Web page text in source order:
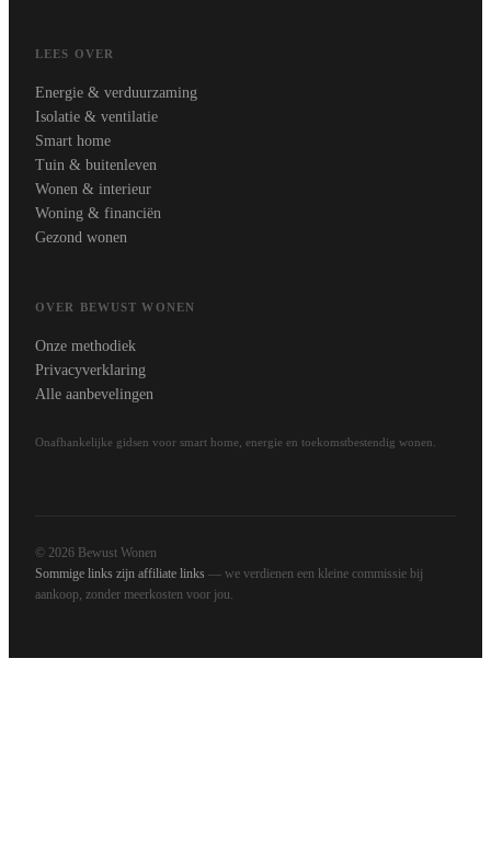
LEES OVER
Energie & verduurzaming
Isolatie & ventilatie
Smart home
Tuin & buitenleven
Wonen & interieur
Woning & financiën
Gezond wonen
OVER BEWUST WONEN
Onze methodiek
Privacyverklaring
Alle aanbevelingen
Onafhankelijke gidsen voor smart home, energie en toekomstbestendig wonen.
© 2026 Bewust Wonen
Sommige links zijn affiliate links — we verdienen een kleine commissie bij
aankoop, zonder meerkosten voor jou.